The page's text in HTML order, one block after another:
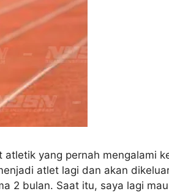
yang pernah mengalami
atlet lagi dan akan
2 bulan. Saat itu, saya lagi